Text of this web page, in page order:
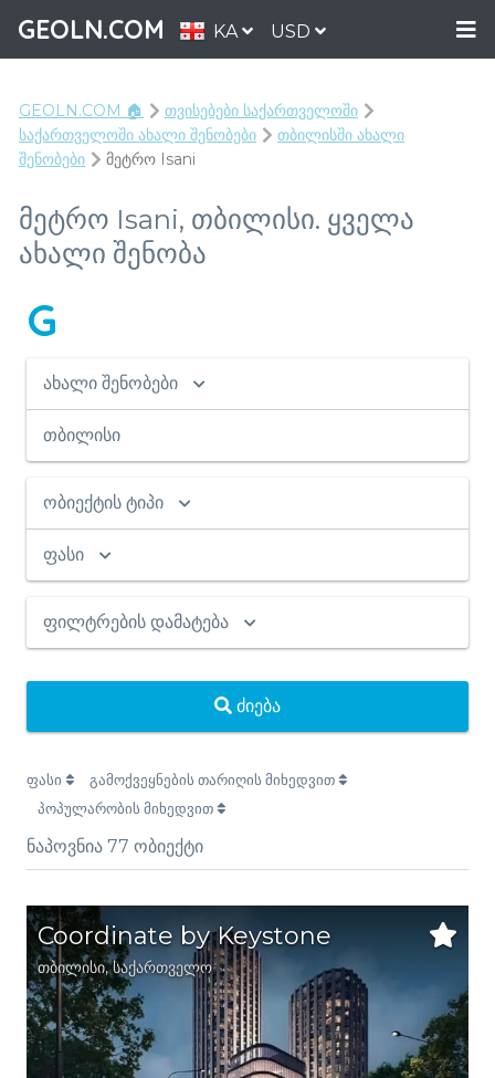
GEOLN.COM KA USD
GEOLN.COM 🏠
თვისებები საქართველოში
საქართველოში ახალი შენობები
თბილისში ახალი
შენობები
მეტრო Isani
მეტრო Isani, თბილისი. ყველა
ახალი შენობა
G
ახალი შენობები
თბილისი
ობიექტის ტიპი
ფასი
ფილტრების დამატება
ძიება
ფასი
გამოქვეყნების თარიღის მიხედვით
პოპულარობის მიხედვით
ნაპოვნია 77 ობიექტი
Coordinate by Keystone
თბილისი,საქართველო